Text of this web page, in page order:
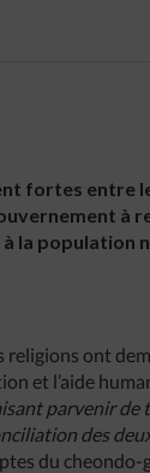
fortes entre
à
la population
ont
et l’aide
parvenir de
des
du